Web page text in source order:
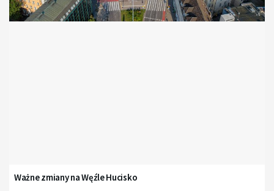
Ważne zmiany na Węźle Hucisko